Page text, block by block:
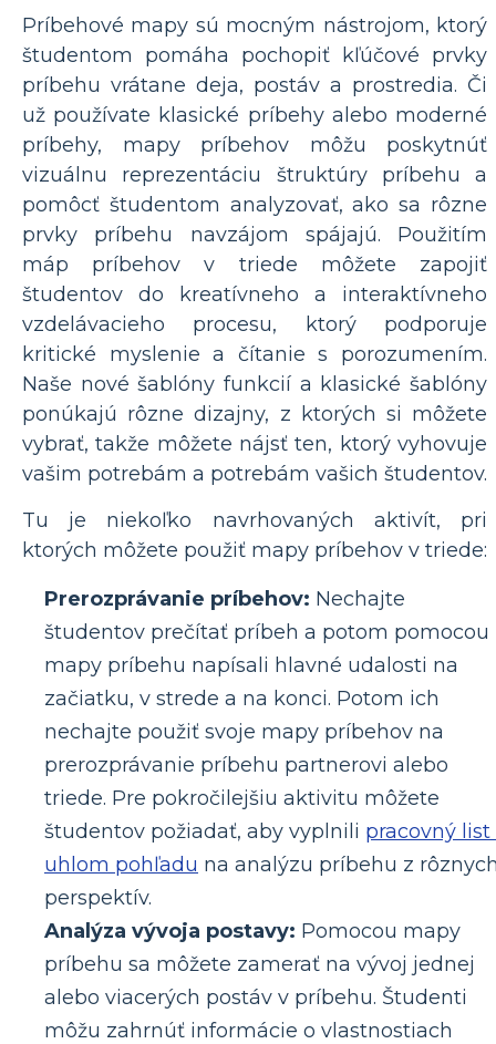
Príbehové mapy sú mocným nástrojom, ktorý
študentom pomáha pochopiť kľúčové prvky
príbehu vrátane deja, postáv a prostredia. Či
už používate klasické príbehy alebo moderné
príbehy, mapy príbehov môžu poskytnúť
vizuálnu reprezentáciu štruktúry príbehu a
pomôcť študentom analyzovať, ako sa rôzne
prvky príbehu navzájom spájajú. Použitím
máp príbehov v triede môžete zapojiť
študentov do kreatívneho a interaktívneho
vzdelávacieho procesu, ktorý podporuje
kritické myslenie a čítanie s porozumením.
Naše nové šablóny funkcií a klasické šablóny
ponúkajú rôzne dizajny, z ktorých si môžete
vybrať, takže môžete nájsť ten, ktorý vyhovuje
vašim potrebám a potrebám vašich študentov.
Tu je niekoľko navrhovaných aktivít, pri
ktorých môžete použiť mapy príbehov v triede:
Prerozprávanie príbehov: Nechajte
študentov prečítať príbeh a potom pomocou
mapy príbehu napísali hlavné udalosti na
začiatku, v strede a na konci. Potom ich
nechajte použiť svoje mapy príbehov na
prerozprávanie príbehu partnerovi alebo
triede. Pre pokročilejšiu aktivitu môžete
študentov požiadať, aby vyplnili pracovný list
uhlom pohľadu na analýzu príbehu z
perspektív.
Analýza vývoja postavy: Pomocou mapy
príbehu sa môžete zamerať na vývoj jednej
alebo viacerých postáv v príbehu. Študenti
môžu zahrnúť informácie o vlastnostiach